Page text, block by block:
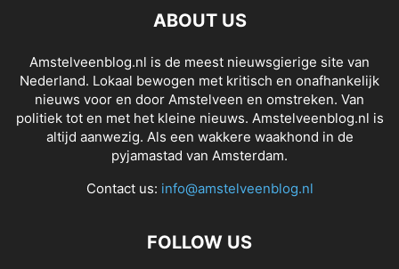
ABOUT US
Amstelveenblog.nl is de meest nieuwsgierige site van
Nederland. Lokaal bewogen met kritisch en onafhankelijk
nieuws voor en door Amstelveen en omstreken. Van
politiek tot en met het kleine nieuws. Amstelveenblog.nl is
altijd aanwezig. Als een wakkere waakhond in de
pyjamastad van Amsterdam.
Contact us: info@amstelveenblog.nl
FOLLOW US